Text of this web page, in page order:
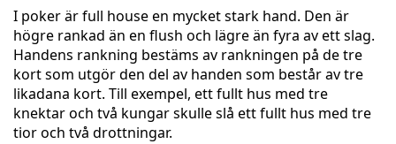
I poker är full house en mycket stark hand. Den är
högre rankad än en flush och lägre än fyra av ett slag.
Handens rankning bestäms av rankningen på de tre
kort som utgör den del av handen som består av tre
likadana kort. Till exempel, ett fullt hus med tre
knektar och två kungar skulle slå ett fullt hus med tre
tior och två drottningar.